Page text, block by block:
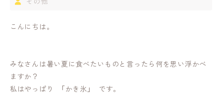
こんにちは。
みなさんは暑い夏に食べたいものと言ったら何を思い浮かべ
ますか？
私はやっぱり 「かき氷」 です。